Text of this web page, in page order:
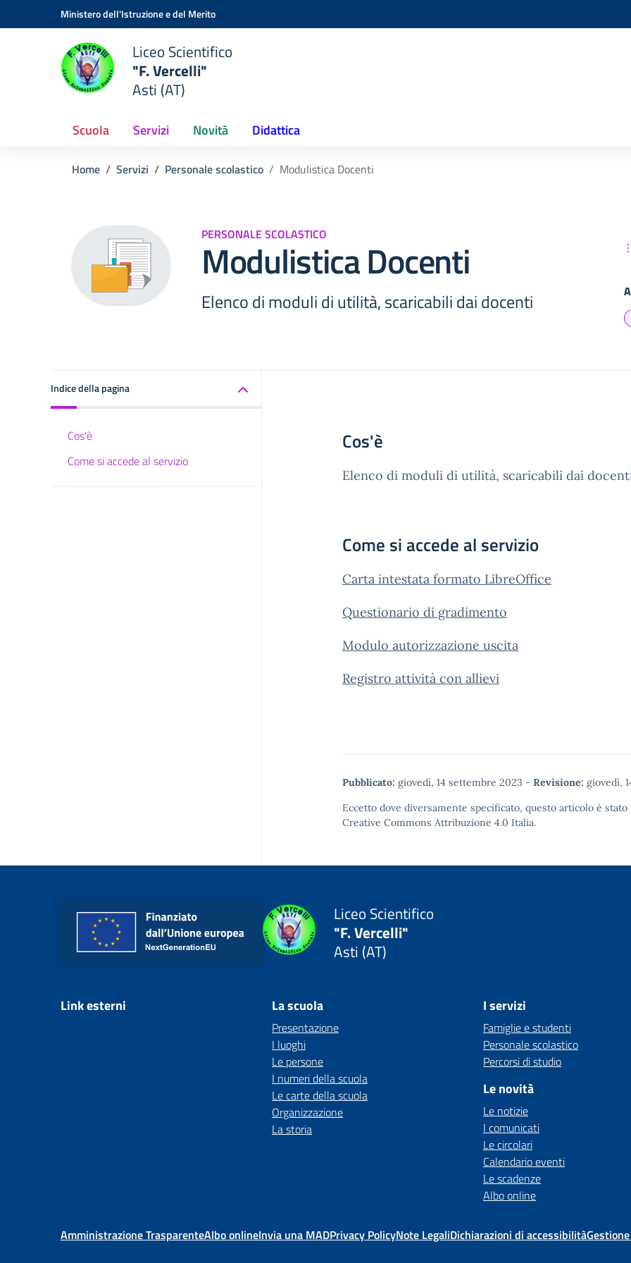
Vai ai contenuti
Vai al menu di navigazioneMinistero dell'Istruzione e del Merito
Liceo Scientifico
"F. Vercelli"
Asti (AT)
Scuola Servizi Novità Didattica
Home Servizi Personale scolastico Modulistica Docenti
PERSONALE SCOLASTICO
Modulistica Docenti
Elenco di moduli di utilità, scaricabili dai docenti
Indice della pagina
Cos'è
Come si accede al servizio
Cos'è
Elenco di moduli di utilità, scaricabili dai
Come si accede al servizio
Carta intestata formato LibreOffice
Questionario di gradimento
Modulo autorizzazione uscita
Registro attività con allievi
Pubblicato: giovedì, 14 settembre 2023 - Revisione: giovedì,
Eccetto dove diversamente specificato, questo articolo è
Creative Commons Attribuzione 4.0 Italia.
Liceo Scientifico
"F. Vercelli"
Asti (AT)
Link esterni La scuola
Presentazione
I luoghi
Le persone
I numeri della scuola
Le carte della scuola
Organizzazione
La storia
I servizi
Famiglie e studenti
Personale scolastico
Percorsi di studio
Le novità
Le notizie
I comunicati
Le circolari
Calendario eventi
Le scadenze
Albo online
Amministrazione TrasparenteAlbo onlineInvia una MADPrivacy PolicyNote LegaliDichiarazioni di accessibilità